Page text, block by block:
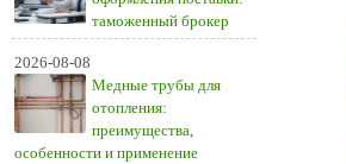
таможенный брокер
2026-08-08
Медные трубы для
отопления:
преимущества,
особенности и применение